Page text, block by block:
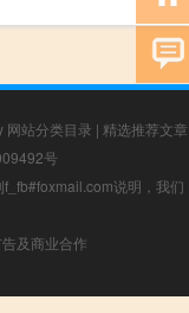
网站分类目录 | 精选推荐文章
号
说明，我们
及商业合作